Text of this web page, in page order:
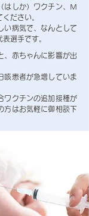
はしか）ワクチン、Ｍ
ださい。
い病気で、なんとして
選手です。
、赤ちゃんに影響が出
咳患者が急増していま
ワクチンの追加接種が
方はお気軽に御相談下